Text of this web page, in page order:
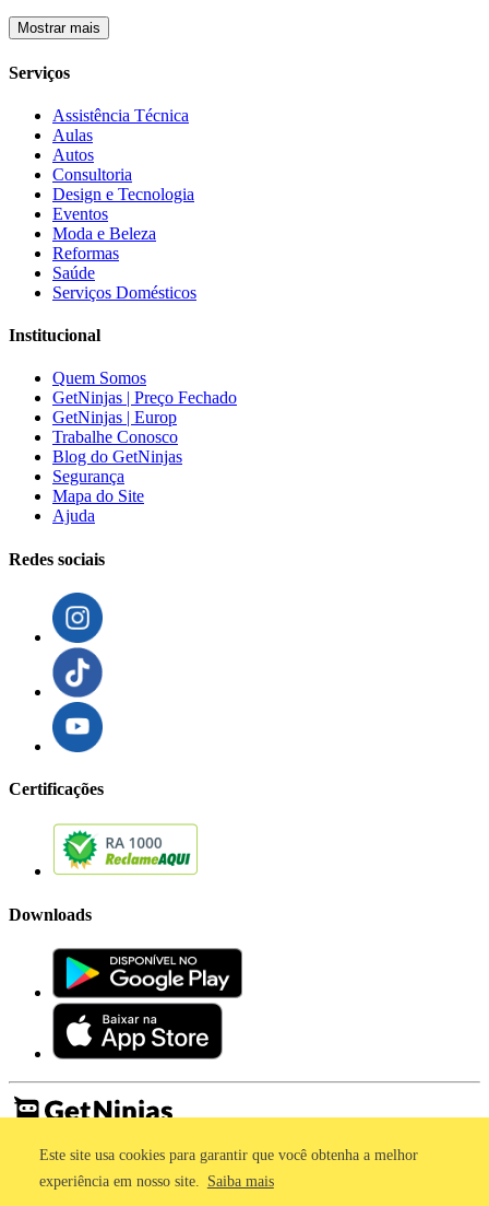
Este site usa cookies para garantir que você obtenha a melhor
experiência em nosso site. Saiba mais
Mostrar mais
Serviços
Assistência Técnica
Aulas
Autos
Consultoria
Design e Tecnologia
Eventos
Moda e Beleza
Reformas
Saúde
Serviços Domésticos
Institucional
Quem Somos
GetNinjas | Preço Fechado
GetNinjas | Europ
Trabalhe Conosco
Blog do GetNinjas
Segurança
Mapa do Site
Ajuda
Redes sociais
Certificações
Downloads
Imprensa
Termos de Uso